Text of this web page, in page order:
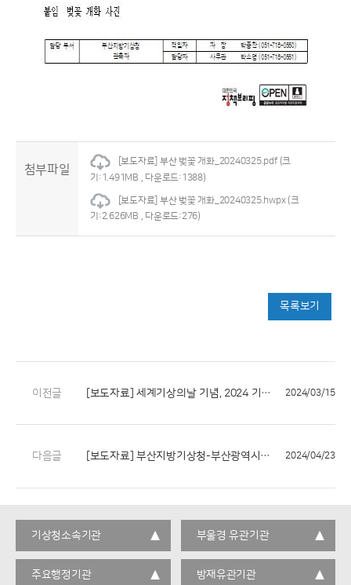
첨부파일
[보도자료] 부산 벚꽃 개화_20240325.pdf (크
기:1.491MB , 다운로드:1388)
[보도자료] 부산 벚꽃 개화_20240325.hwpx (크
기:2.626MB , 다운로드:276)
목록보기
이전글 [보도자료] 세계기상의날 기념, 2024 기상기후사진전 개최 2024/03/15
다음글 [보도자료] 부산지방기상청-부산광역시교육청 꿈담기 업무협약 체결 2024/04/23
기상청소속기관 부울경 유관기관
주요행정기관 방재유관기관